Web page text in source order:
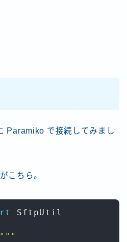
Paramiko で接続してみまし
こちら。
"""